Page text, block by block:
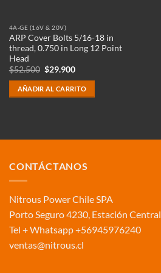
4A-GE (16V & 20V)
ARP Cover Bolts 5/16-18 in
thread, 0.750 in Long 12 Point
Head
$52.500 El
original
era:
$52.500.
$29.900El
actual
es:
$29.900.
AÑADIR AL CARRITO
CONTÁCTANOS
Nitrous Power Chile SPA
Porto Seguro 4230, Estación Central
Tel + Whatsapp +56945976240
ventas@nitrous.cl